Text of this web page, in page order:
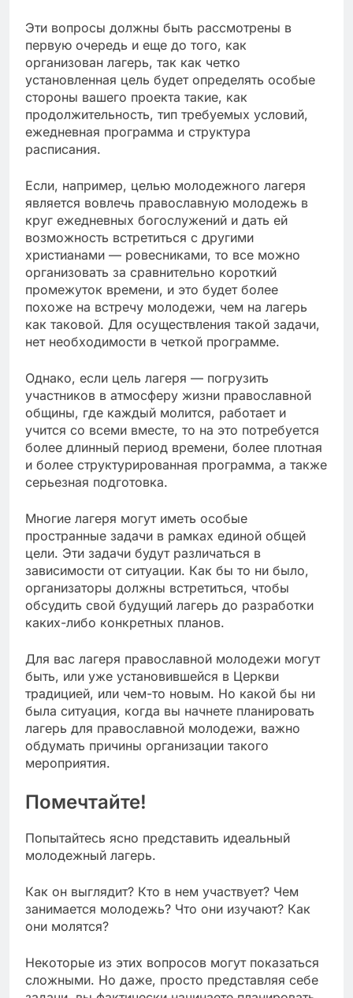
Эти вопросы должны быть рассмотрены в
первую очередь и еще до того, как
организован лагерь, так как четко
установленная цель будет определять особые
стороны вашего проекта такие, как
продолжительность, тип требуемых условий,
ежедневная программа и структура
расписания.
Если, например, целью молодежного лагеря
является вовлечь православную молодежь в
круг ежедневных богослужений и дать ей
возможность встретиться с другими
христианами — ровесниками, то все можно
организовать за сравнительно короткий
промежуток времени, и это будет более
похоже на встречу молодежи, чем на лагерь
как таковой. Для осуществления такой задачи,
нет необходимости в четкой программе.
Однако, если цель лагеря — погрузить
участников в атмосферу жизни православной
общины, где каждый молится, работает и
учится со всеми вместе, то на это потребуется
более длинный период времени, более плотная
и более структурированная программа, а также
серьезная подготовка.
Многие лагеря могут иметь особые
пространные задачи в рамках единой общей
цели. Эти задачи будут различаться в
зависимости от ситуации. Как бы то ни было,
организаторы должны встретиться, чтобы
обсудить свой будущий лагерь до разработки
каких-либо конкретных планов.
Для вас лагеря православной молодежи могут
быть, или уже установившейся в Церкви
традицией, или чем-то новым. Но какой бы ни
была ситуация, когда вы начнете планировать
лагерь для православной молодежи, важно
обдумать причины организации такого
мероприятия.
Помечтайте!
Попытайтесь ясно представить идеальный
молодежный лагерь.
Как он выглядит? Кто в нем участвует? Чем
занимается молодежь? Что они изучают? Как
они молятся?
Некоторые из этих вопросов могут показаться
сложными. Но даже, просто представляя себе